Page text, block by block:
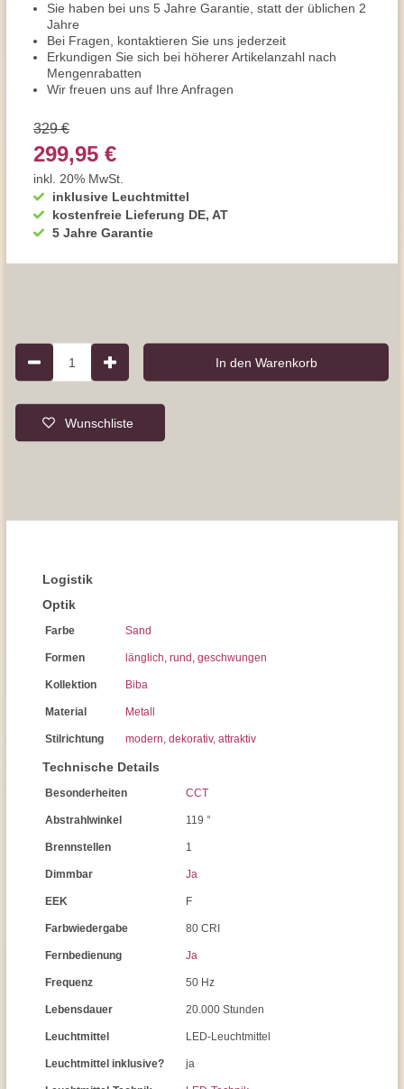
Sie haben bei uns 5 Jahre Garantie, statt der üblichen 2
Jahre
Bei Fragen, kontaktieren Sie uns jederzeit
Erkundigen Sie sich bei höherer Artikelanzahl nach
Mengenrabatten
Wir freuen uns auf Ihre Anfragen
inklusive Leuchtmittel
kostenfreie Lieferung DE, AT
5 Jahre Garantie
329 €
299,95 €
inkl. 20% MwSt.
1 In den Warenkorb
Wunschliste
Logistik
Optik
Farbe Sand
Formen länglich, rund , geschwungen
Kollektion Biba
Material Metall
Stilrichtung modern, dekorativ, attraktiv
Technische Details
Besonderheiten CCT
Abstrahlwinkel 119 °
Brennstellen 1
Dimmbar Ja
EEK F
Farbwiedergabe 80 CRI
Fernbedienung Ja
Frequenz 50 Hz
Lebensdauer 20.000 Stunden
Leuchtmittel LED-Leuchtmittel
Leuchtmittel inklusive? ja